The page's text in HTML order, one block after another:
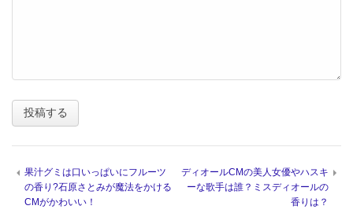
果汁グミは口いっぱいにフルーツ
の香り?石原さとみが魔法をかける
CMがかわいい！
ディオールCMの美人女優やハスキ
ーな歌手は誰？ミスディオールの
香りは？